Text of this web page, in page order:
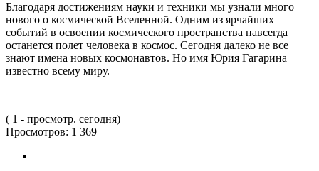
Благодаря достижениям науки и техники мы узнали много
нового о космической Вселенной. Одним из ярчайших
событий в освоении космического пространства навсегда
останется полет человека в космос. Сегодня далеко не все
знают имена новых космонавтов. Но имя Юрия Гагарина
известно всему миру.
( 1 - просмотр. сегодня)
Просмотров: 1 369